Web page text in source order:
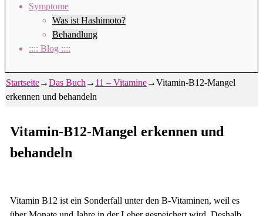
Symptome
Was ist Hashimoto?
Behandlung
:::: Blog ::::
Startseite→Das Buch → 11 – Vitamine→Vitamin-B12-Mangel
erkennen und behandeln
Vitamin-B12-Mangel erkennen und
behandeln
Vitamin B12 ist ein Sonderfall unter den B-Vitaminen, weil es